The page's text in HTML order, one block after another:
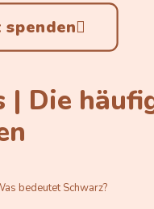
spenden
| Die
bedeutet Schwarz?